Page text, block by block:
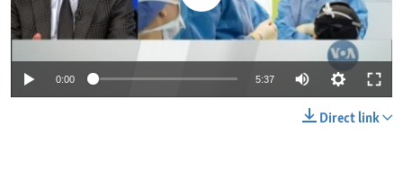
0:00 5:37
Direct link